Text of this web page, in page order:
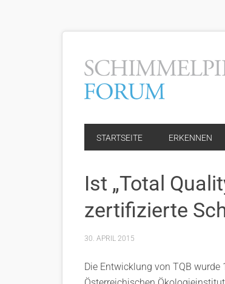
STARTSEITE ERKENNEN
Ist „Total
zertifizierte
30. APRIL 2015
Die Entwicklung von TQB